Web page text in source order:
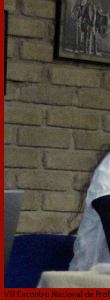
VIII Encontro Nacional de